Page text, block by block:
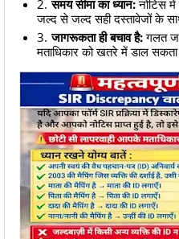
समय सीमा का ध्यान:नोटिस
जल्द से जल्द सही दस्तावेजों के
जागरूकता ही बचाव है:गलत
मताधिकार को खतरे में डाल